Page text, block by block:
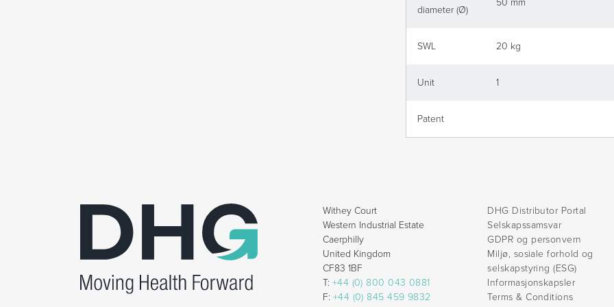
diameter (Ø)
SWL 20 kg
Unit 1
Patent
Withey Court
Western Industrial Estate
Caerphilly
United Kingdom
CF83 1BF
T: +44 (0) 800 043 0881
F: +44 (0) 845 459 9832
DHG Distributor Portal
Selskapssamsvar
GDPR og personvern
Miljø, sosiale forhold og
selskapstyring (ESG)
Informasjonskapsler
Terms & Conditions